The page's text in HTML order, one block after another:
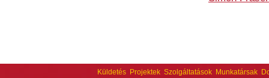
Küldetés Projektek Szolgáltatások Munkatársak